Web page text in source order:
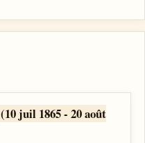
(10 juil 1865 - 20 août